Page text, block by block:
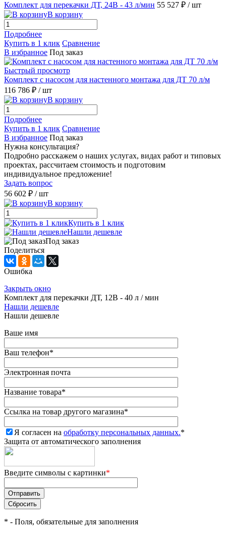
Комплект для перекачки ДТ, 24В - 43 л/мин 55 527 ₽ / шт
В корзину
Подробнее
Купить в 1 клик Сравнение
В избранное Под заказ
Быстрый просмотр
Комплект с насосом для настенного монтажа для ДТ 70 л/м
116 786 ₽ / шт
В корзину
Подробнее
Купить в 1 клик Сравнение
В избранное Под заказ
Нужна консультация?
Подробно расскажем о наших услугах, видах работ и типовых
проектах, рассчитаем стоимость и подготовим
индивидуальное предложение!
Задать вопрос
56 602 ₽ / шт
В корзину
Купить в 1 клик
Нашли дешевле
Под заказ
Поделиться
Ошибка
Закрыть окно
Комплект для перекачки ДТ, 12В - 40 л / мин
Нашли дешевле
Нашли дешевле
Ваше имя
Ваш телефон*
Электронная почта
Название товара*
Ссылка на товар другого магазина*
Я согласен на обработку персональных данных.*
Защита от автоматического заполнения
Введите символы с картинки*
* - Поля, обязательные для заполнения